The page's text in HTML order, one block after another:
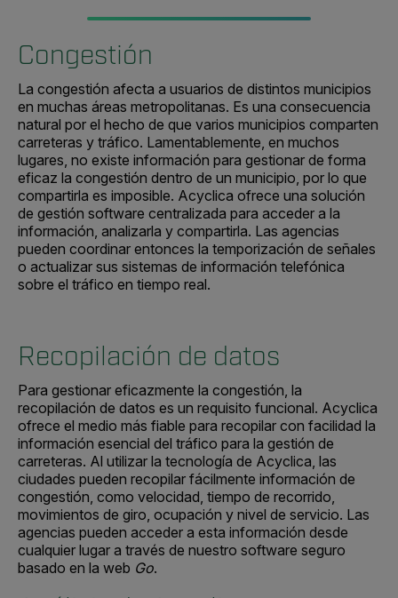
Congestión
La congestión afecta a usuarios de distintos municipios
en muchas áreas metropolitanas. Es una consecuencia
natural por el hecho de que varios municipios comparten
carreteras y tráfico. Lamentablemente, en muchos
lugares, no existe información para gestionar de forma
eficaz la congestión dentro de un municipio, por lo que
compartirla es imposible. Acyclica ofrece una solución
de gestión software centralizada para acceder a la
información, analizarla y compartirla. Las agencias
pueden coordinar entonces la temporización de señales
o actualizar sus sistemas de información telefónica
sobre el tráfico en tiempo real.
Recopilación de datos
Para gestionar eficazmente la congestión, la
recopilación de datos es un requisito funcional. Acyclica
ofrece el medio más fiable para recopilar con facilidad la
información esencial del tráfico para la gestión de
carreteras. Al utilizar la tecnología de Acyclica, las
ciudades pueden recopilar fácilmente información de
congestión, como velocidad, tiempo de recorrido,
movimientos de giro, ocupación y nivel de servicio. Las
agencias pueden acceder a esta información desde
cualquier lugar a través de nuestro software seguro
basado en la web Go.